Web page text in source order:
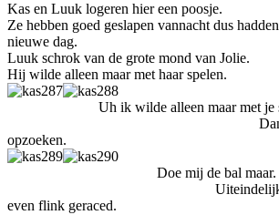
Kas en Luuk logeren hier een poosje.
Ze hebben goed geslapen vannacht dus
nieuwe dag.
Luuk schrok van de grote mond van Jolie.
Hij wilde alleen maar met haar spelen.
Uh ik wilde alleen maar met
Dan de kong
opzoeken.
Doe mij de
Uiteindelijk werd er
even flink geraced.